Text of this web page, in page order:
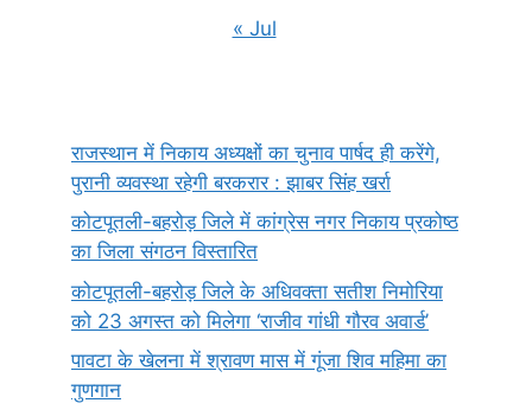
« Jul
राजस्थान में निकाय अध्यक्षों का चुनाव पार्षद ही करेंगे,
पुरानी व्यवस्था रहेगी बरकरार : झाबर सिंह खर्रा
कोटपूतली-बहरोड़ जिले में कांग्रेस नगर निकाय प्रकोष्ठ
का जिला संगठन विस्तारित
कोटपूतली-बहरोड़ जिले के अधिवक्ता सतीश निमोरिया
को 23 अगस्त को मिलेगा ‘राजीव गांधी गौरव अवार्ड’
पावटा के खेलना में श्रावण मास में गूंजा शिव महिमा का
गुणगान